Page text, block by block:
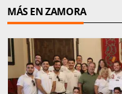
MÁS EN ZAMORA